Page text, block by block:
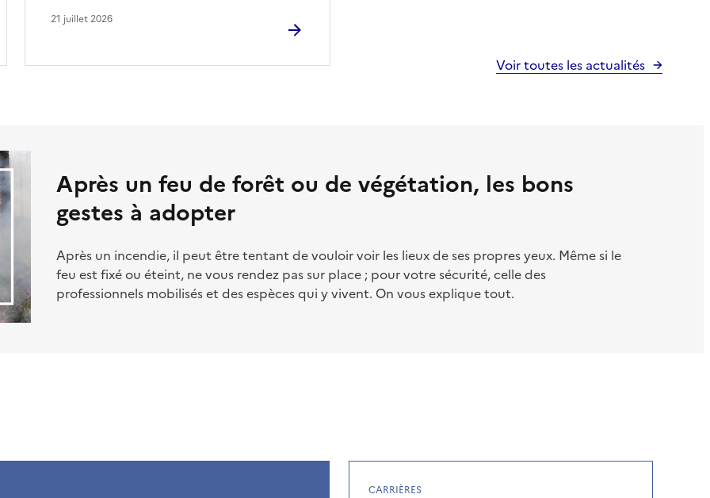
21 juillet 2026
Voir toutes les actualités
Après un feu de forêt ou de végétation, les bons
gestes à adopter
Après un incendie, il peut être tentant de vouloir voir les lieux de ses propres yeux. Même si le
feu est fixé ou éteint, ne vous rendez pas sur place ; pour votre sécurité, celle des
professionnels mobilisés et des espèces qui y vivent. On vous explique tout.
CARRIÈRES